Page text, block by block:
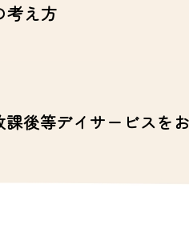
考え方
後等デイサービスを